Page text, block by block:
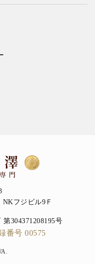
フジビル9Ｆ
304371208195号
番号 00575